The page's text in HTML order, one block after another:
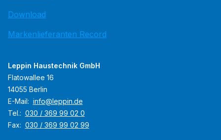
Download
Markenlieferanten Record
Leppin Haustechnik GmbH
Flatowallee 16
14055 Berlin
E-Mail: info@leppin.de
Tel.: 030 / 369 99 02 0
Fax: 030 / 369 99 02 99